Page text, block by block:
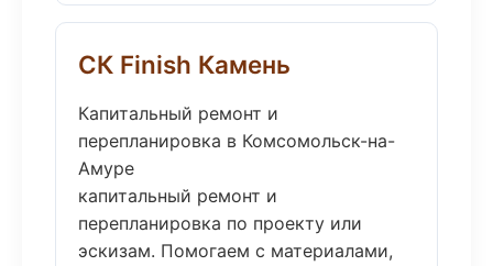
СК Finish Камень
Капитальный ремонт и
перепланировка в Комсомольск-на-
Амуре
капитальный ремонт и
перепланировка по проекту или
эскизам. Помогаем с материалами,